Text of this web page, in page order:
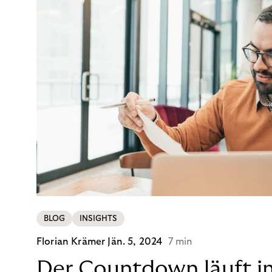
BLOG INSIGHTS
Florian Krämer Jän. 5, 2024 7 min